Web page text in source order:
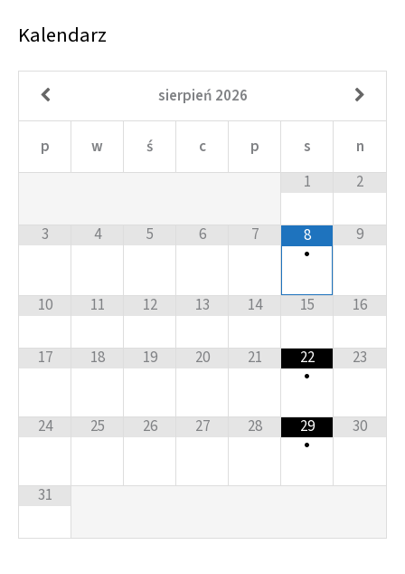
Kalendarz
sierpień 2026
p w ś c p s
n
1
2
3 4 5 6 7
8
•
9
10 11 12 13 14 15 16
17 18 19 20 21
22
•
23
24 25 26 27 28
29
•
30
31